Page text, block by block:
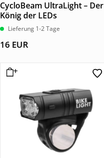
CycloBeam UltraLight – Der
König der LEDs
Lieferung 1-2 Tage
16 EUR